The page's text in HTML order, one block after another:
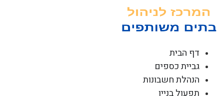
דף הבית
גביית כספים
הנהלת חשבונות
תפעול בניין